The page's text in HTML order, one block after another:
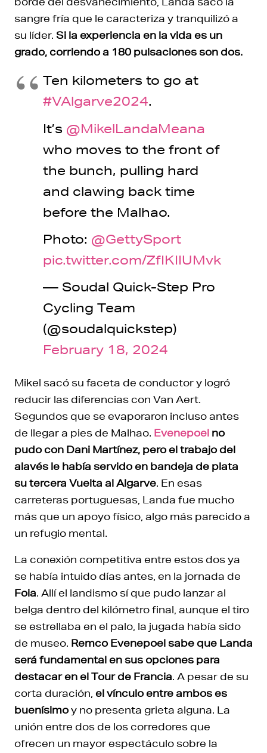
sangre fría que le caracteriza y tranquilizó a
su líder. Si la experiencia en la vida es un
grado, corriendo a 180 pulsaciones son dos.
Ten kilometers to go at
#VAlgarve2024.
It’s @MikelLandaMeana
who moves to the front of
the bunch, pulling hard
and clawing back time
before the Malhao.
Photo: @GettySport
pic.twitter.com/ZfIKIIUMvk
— Soudal Quick-Step Pro
Cycling Team
(@soudalquickstep)
February 18, 2024
Mikel sacó su faceta de conductor y logró
reducir las diferencias con Van Aert.
Segundos que se evaporaron incluso antes
de llegar a pies de Malhao. Evenepoel no
pudo con Dani Martínez, pero el trabajo del
alavés le había servido en bandeja de plata
su tercera Vuelta al Algarve. En esas
carreteras portuguesas, Landa fue mucho
más que un apoyo físico, algo más parecido a
un refugio mental.
La conexión competitiva entre estos dos ya
se había intuido días antes, en la jornada de
Foia. Allí el landismo sí que pudo lanzar al
belga dentro del kilómetro final, aunque el tiro
se estrellaba en el palo, la jugada había sido
de museo. Remco Evenepoel sabe que Landa
será fundamental en sus opciones para
destacar en el Tour de Francia. A pesar de su
corta duración, el vínculo entre ambos es
buenísimoy no presenta grieta alguna. La
unión entre dos de los corredores que
ofrecen un mayor espectáculo sobre la